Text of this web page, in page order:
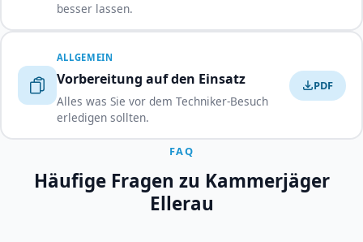
besser lassen.
ALLGEMEIN
Vorbereitung auf den Einsatz
Alles was Sie vor dem Techniker-Besuch
erledigen sollten.
PDF
FAQ
Häufige Fragen zu Kammerjäger
Ellerau